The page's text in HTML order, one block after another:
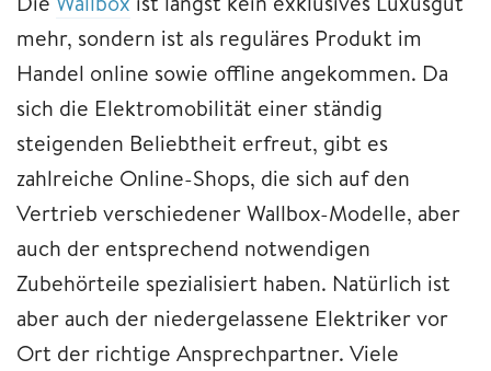
mehr, sondern ist als reguläres Produkt im
Handel online sowie offline angekommen. Da
sich die Elektromobilität einer ständig
steigenden Beliebtheit erfreut, gibt es
zahlreiche Online-Shops, die sich auf den
Vertrieb verschiedener Wallbox-Modelle, aber
auch der entsprechend notwendigen
Zubehörteile spezialisiert haben. Natürlich ist
aber auch der niedergelassene Elektriker vor
Ort der richtige Ansprechpartner. Viele